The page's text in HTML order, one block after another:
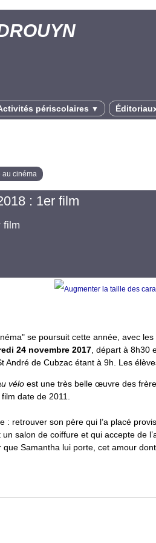
périscolaires ▼
au cinéma
: 1er film
film
se poursuit cette année, avec
24 novembre 2017 , départ à 8h30
André de Cubzac étant à 9h. Les
vélo est une très belle œuvre des
date de 2011.
: retrouver son père qui l’a placé
salon de coiffure et qui accepte de
que Samantha lui porte, cet amour